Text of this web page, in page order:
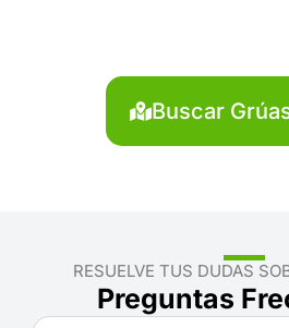
Buscar
RESUELVE TUS DUDAS
Preguntas